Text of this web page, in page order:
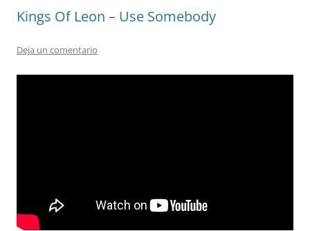
Kings Of Leon – Use Somebody
Deja un comentario